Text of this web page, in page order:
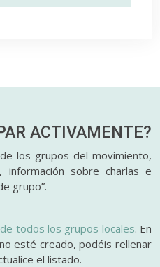
ACTIVAMENTE?
los grupos del movimiento,
información sobre charlas e
grupo”.
todos los grupos locales. En
esté creado, podéis rellenar
el listado.